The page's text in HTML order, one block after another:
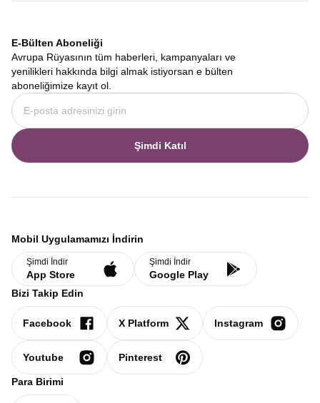
E-Bülten Aboneliği
Avrupa Rüyasının tüm haberleri, kampanyaları ve
yenilikleri hakkında bilgi almak istiyorsan e bülten
aboneliğimize kayıt ol.
Şimdi Katıl
Mobil Uygulamamızı İndirin
Şimdi İndir
App Store
Şimdi İndir
Google Play
Bizi Takip Edin
Facebook X Platform Instagram
Youtube Pinterest
Para Birimi